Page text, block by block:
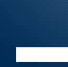
Search